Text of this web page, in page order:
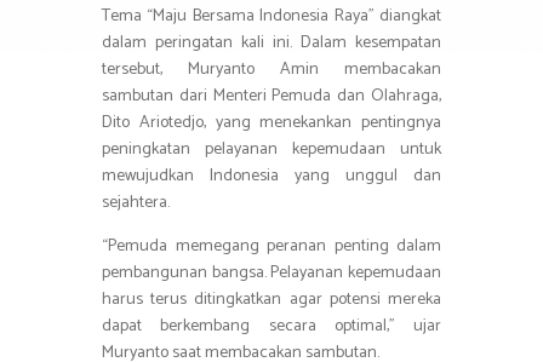
Tema “Maju Bersama Indonesia Raya” diangkat
dalam peringatan kali ini. Dalam kesempatan
tersebut, Muryanto Amin membacakan
sambutan dari Menteri Pemuda dan Olahraga,
Dito Ariotedjo, yang menekankan pentingnya
peningkatan pelayanan kepemudaan untuk
mewujudkan Indonesia yang unggul dan
sejahtera.
“Pemuda memegang peranan penting dalam
pembangunan bangsa. Pelayanan kepemudaan
harus terus ditingkatkan agar potensi mereka
dapat berkembang secara optimal,” ujar
Muryanto saat membacakan sambutan.